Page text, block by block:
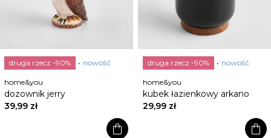
druga rzecz -90% nowość
home&you
dozownik jerry
39,99 zł
shopping_bag
druga rzecz -90% nowość
home&you
kubek łazienkowy arkano
29,99 zł
shopping_bag